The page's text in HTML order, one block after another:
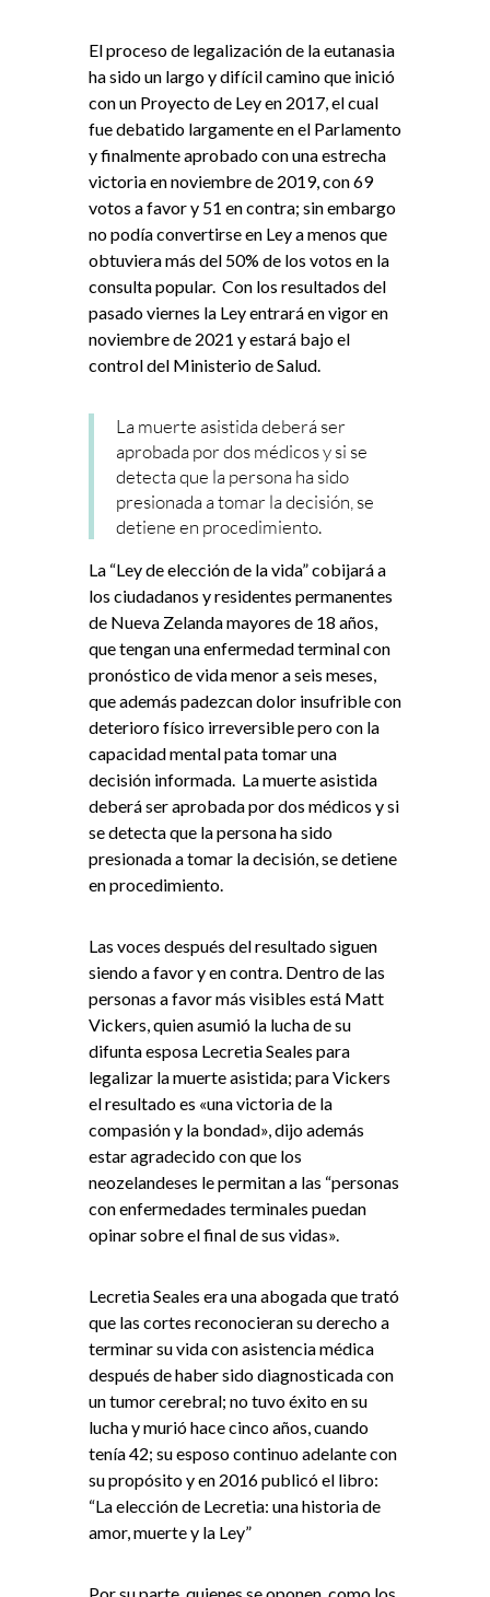
El proceso de legalización de la eutanasia
ha sido un largo y difícil camino que inició
con un Proyecto de Ley en 2017, el cual
fue debatido largamente en el Parlamento
y finalmente aprobado con una estrecha
victoria en noviembre de 2019, con 69
votos a favor y 51 en contra; sin embargo
no podía convertirse en Ley a menos que
obtuviera más del 50% de los votos en la
consulta popular. Con los resultados del
pasado viernes la Ley entrará en vigor en
noviembre de 2021 y estará bajo el
control del Ministerio de Salud.
La muerte asistida deberá ser
aprobada por dos médicos y si se
detecta que la persona ha sido
presionada a tomar la decisión, se
detiene en procedimiento.
La “Ley de elección de la vida” cobijará a
los ciudadanos y residentes permanentes
de Nueva Zelanda mayores de 18 años,
que tengan una enfermedad terminal con
pronóstico de vida menor a seis meses,
que además padezcan dolor insufrible con
deterioro físico irreversible pero con la
capacidad mental pata tomar una
decisión informada. La muerte asistida
deberá ser aprobada por dos médicos y si
se detecta que la persona ha sido
presionada a tomar la decisión, se detiene
en procedimiento.
Las voces después del resultado siguen
siendo a favor y en contra. Dentro de las
personas a favor más visibles está Matt
Vickers, quien asumió la lucha de su
difunta esposa Lecretia Seales para
legalizar la muerte asistida; para Vickers
el resultado es «una victoria de la
compasión y la bondad», dijo además
estar agradecido con que los
neozelandeses le permitan a las “personas
con enfermedades terminales puedan
opinar sobre el final de sus vidas».
Lecretia Seales era una abogada que trató
que las cortes reconocieran su derecho a
terminar su vida con asistencia médica
después de haber sido diagnosticada con
un tumor cerebral; no tuvo éxito en su
lucha y murió hace cinco años, cuando
tenía 42; su esposo continuo adelante con
su propósito y en 2016 publicó el libro:
“La elección de Lecretia: una historia de
amor, muerte y la Ley”